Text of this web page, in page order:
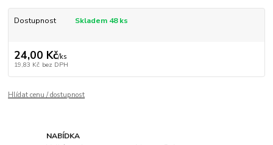
Dostupnost Skladem 48 ks
24,00 Kč/ks
19,83 Kč bez DPH
Hlídat cenu / dostupnost
NABÍDKA